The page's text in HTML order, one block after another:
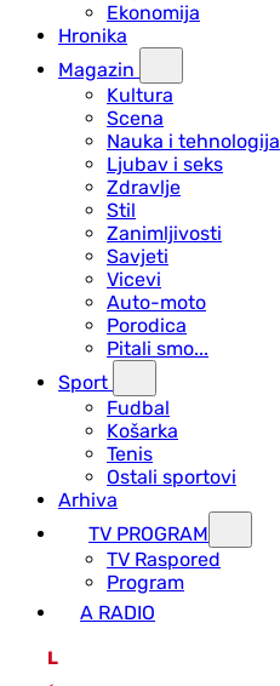
Ekonomija
Hronika
Magazin
Kultura
Scena
Nauka i tehnologija
Ljubav i seks
Zdravlje
Stil
Zanimljivosti
Savjeti
Vicevi
Auto-moto
Porodica
Pitali smo...
Sport
Fudbal
Košarka
Tenis
Ostali sportovi
Arhiva
TV PROGRAM
ТV Raspored
Program
A RADIO
L